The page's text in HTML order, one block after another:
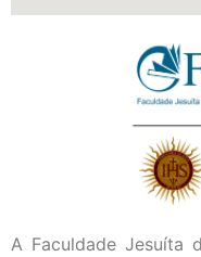
A Faculdade Jesuíta